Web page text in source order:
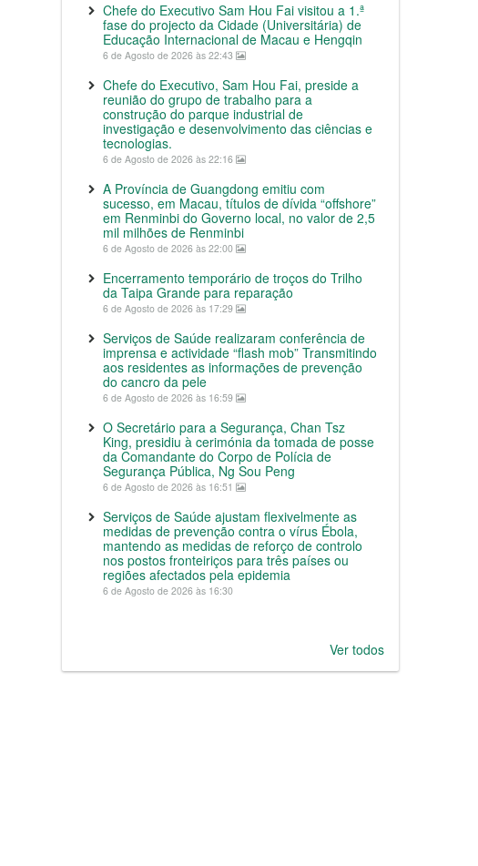
Chefe do Executivo Sam Hou Fai visitou a 1.ª
fase do projecto da Cidade (Universitária) de
Educação Internacional de Macau e Hengqin
6 de Agosto de 2026 às 22:43
Chefe do Executivo, Sam Hou Fai, preside a
reunião do grupo de trabalho para a
construção do parque industrial de
investigação e desenvolvimento das ciências e
tecnologias.
6 de Agosto de 2026 às 22:16
A Província de Guangdong emitiu com
sucesso, em Macau, títulos de dívida “offshore”
em Renminbi do Governo local, no valor de 2,5
mil milhões de Renminbi
6 de Agosto de 2026 às 22:00
Encerramento temporário de troços do Trilho
da Taipa Grande para reparação
6 de Agosto de 2026 às 17:29
Serviços de Saúde realizaram conferência de
imprensa e actividade “flash mob” Transmitindo
aos residentes as informações de prevenção
do cancro da pele
6 de Agosto de 2026 às 16:59
O Secretário para a Segurança, Chan Tsz
King, presidiu à cerimónia da tomada de posse
da Comandante do Corpo de Polícia de
Segurança Pública, Ng Sou Peng
6 de Agosto de 2026 às 16:51
Serviços de Saúde ajustam flexivelmente as
medidas de prevenção contra o vírus Ébola,
mantendo as medidas de reforço de controlo
nos postos fronteiriços para três países ou
regiões afectados pela epidemia
6 de Agosto de 2026 às 16:30
Ver todos